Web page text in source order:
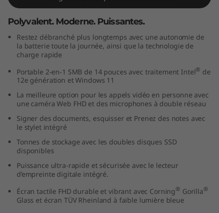
1
4
n
e
Polyvalent. Moderne. Puissantes.
Restez débranché plus longtemps avec une autonomie de
la batterie toute la journée, ainsi que la technologie de
charge rapide
Portable 2-en-1 SMB de 14 pouces avec traitement Intel® de
12e génération et Windows 11
La meilleure option pour les appels vidéo en personne avec
une caméra Web FHD et des microphones à double réseau
Signer des documents, esquisser et Prenez des notes avec
le stylet intégré
Tonnes de stockage avec les doubles disques SSD
disponibles
Puissance ultra-rapide et sécurisée avec le lecteur
d’empreinte digitale intégré.
Écran tactile FHD durable et vibrant avec Corning® Gorilla®
Glass et écran TÜV Rheinland à faible lumière bleue